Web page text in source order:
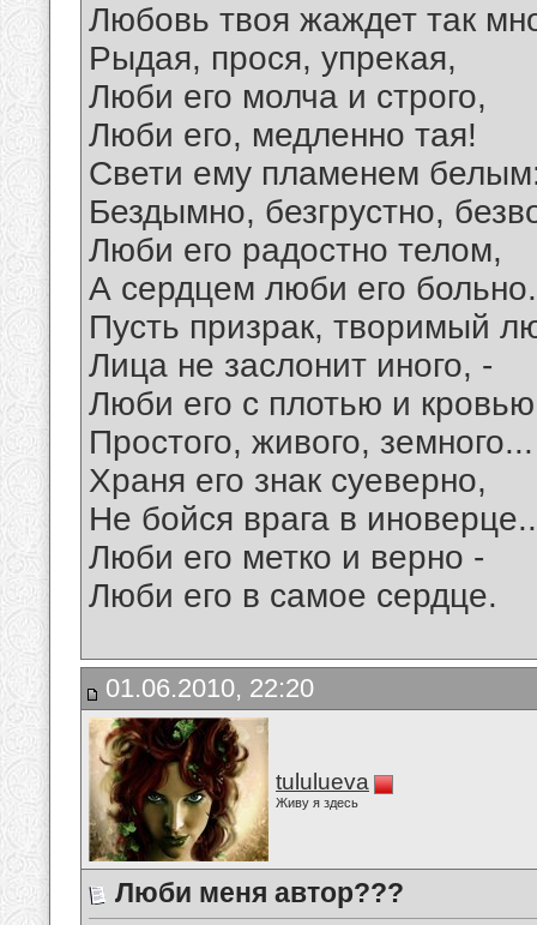
Любовь твоя жаждет так
Рыдая, прося, упрекая,
Люби его молча и строго,
Люби его, медленно тая!
Свети ему пламенем
Бездымно, безгрустно,
Люби его радостно телом,
А сердцем люби его
Пусть призрак, творимый
Лица не заслонит иного, -
Люби его с плотью и
Простого, живого, земного...
Храня его знак суеверно,
Не бойся врага в
Люби его метко и верно -
Люби его в самое сердце.
01.06.2010, 22:20
tululueva
Живу я здесь
Люби меня автор???